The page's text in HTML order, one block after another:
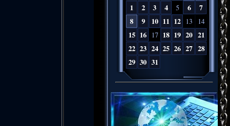
1
2 3 4 5 6
7
8
9 10 11 12 13 14
15 16 17 18 19 20 21
22 23 24 25 26 27 28
29 30 31